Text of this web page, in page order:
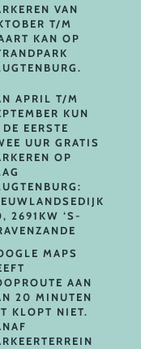
VAN
T/M
KAN OP
APRIL T/M
KUN
DE EERSTE
UUR GRATIS
OP
2691KW ‘S-
MAPS
AAN
20 MINUTEN
KLOPT NIET.